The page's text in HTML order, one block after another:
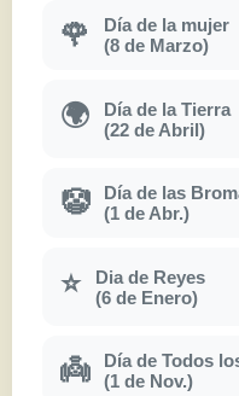
🌹
Día de la mujer
(8 de Marzo)
🌍
Día de la Tierra
(22 de Abril)
🤡
Día de las
(1 de Abr.)
⭐
Dia de Reyes
(6 de Enero)
👼
Día de Todos
(1 de Nov.)